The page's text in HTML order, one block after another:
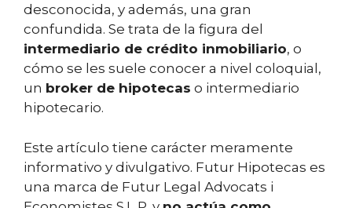
desconocida, y además, una gran
confundida. Se trata de la figura del
intermediario de crédito inmobiliario, o
cómo se les suele conocer a nivel coloquial,
un broker de hipotecas o intermediario
hipotecario.
Este artículo tiene carácter meramente
informativo y divulgativo. Futur Hipotecas es
una marca de Futur Legal Advocats i